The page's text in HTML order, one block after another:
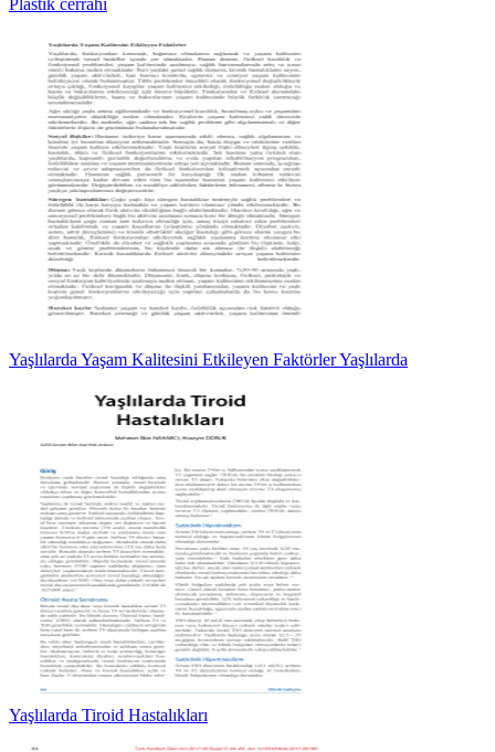
Plastik cerrahi
Yaşlılarda Yaşam Kalitesini Etkileyen Faktörler Yaşlılarda
Yaşlılarda Tiroid Hastalıkları